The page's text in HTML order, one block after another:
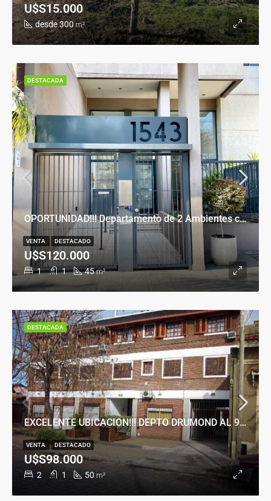
desde 300 m²
U$S15.000
OPORTUNIDAD!!! Departamento de 2 Ambientes con Cochera en Banfield Este
1 1 45 m²
U$S120.000
VENTA DESTACADO
DESTACADA
EXCELENTE UBICACION!!! DEPTO DRUMOND AL 900
2 1 50 m²
U$S98.000
VENTA DESTACADO
DESTACADA